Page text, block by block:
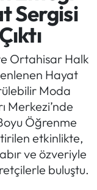
Sergisi
Ortahisar Halk
Hayat
Moda
Merkezi’nde
Öğrenme
etkinlikte,
ve özveriyle
buluştu.